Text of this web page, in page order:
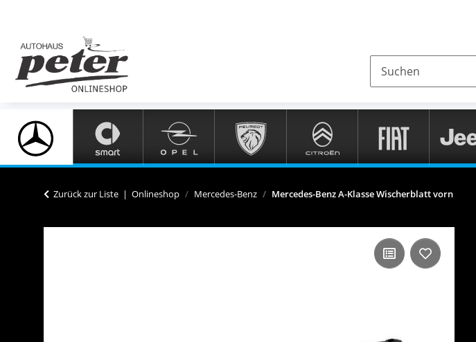
Zurück zur Liste Onlineshop Mercedes-Benz Mercedes-Benz A-Klasse Wischerblatt vorn